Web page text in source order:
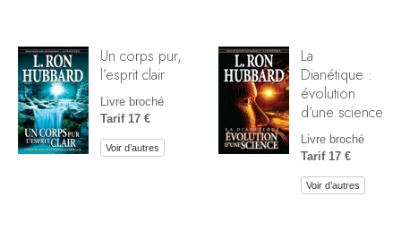
Un corps pur,
l’esprit clair
Livre broché
Tarif 17 €
Voir d’autres
La
Dianétique :
évolution
d’une science
Livre broché
Tarif 17 €
Voir d’autres